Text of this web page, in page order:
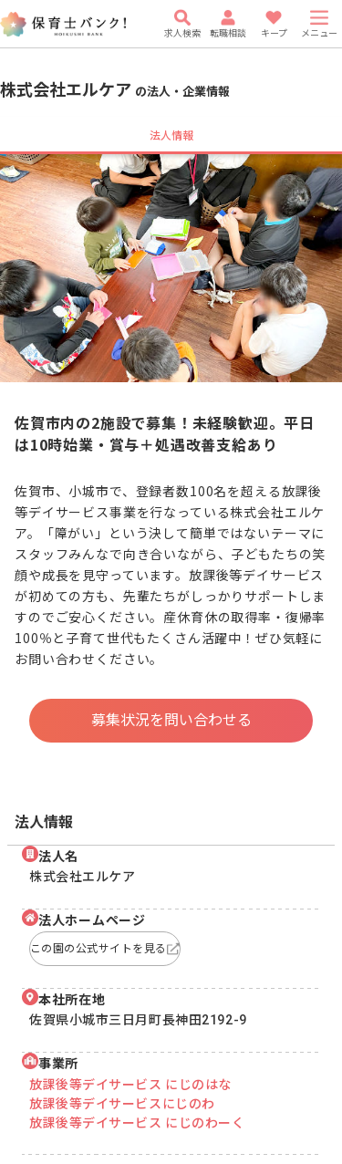
求人検索 転職相談 キープ メニュー
株式会社エルケア の法人・企業情報
法人情報
佐賀市内の2施設で募集！未経験歓迎。平日
は10時始業・賞与＋処遇改善支給あり
佐賀市、小城市で、登録者数100名を超える放課後
等デイサービス事業を行なっている株式会社エルケ
ア。「障がい」という決して簡単ではないテーマに
スタッフみんなで向き合いながら、子どもたちの笑
顔や成長を見守っています。放課後等デイサービス
が初めての方も、先輩たちがしっかりサポートしま
すのでご安心ください。産休育休の取得率・復帰率
100％と子育て世代もたくさん活躍中！ぜひ気軽に
お問い合わせください。
募集状況を問い合わせる
法人情報
法人名
株式会社エルケア
法人ホームページ
この園の公式サイトを見る
本社所在地
佐賀県小城市三日月町長神田2192-9
事業所
放課後等デイサービス にじのはな
放課後等デイサービスにじのわ
放課後等デイサービス にじのわーく